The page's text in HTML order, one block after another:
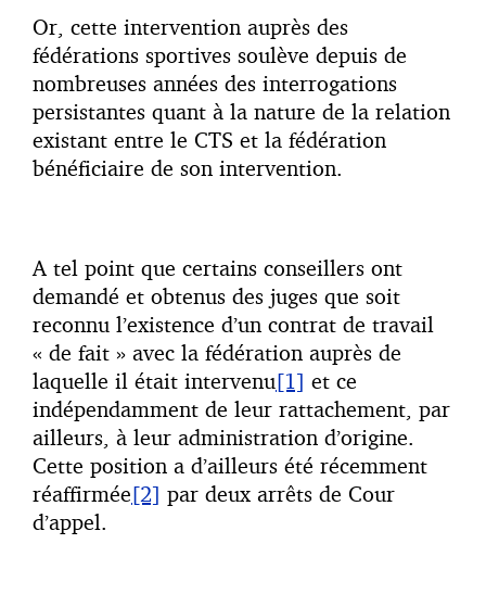
Or, cette intervention auprès des
fédérations sportives soulève depuis de
nombreuses années des interrogations
persistantes quant à la nature de la relation
existant entre le CTS et la fédération
bénéficiaire de son intervention.
A tel point que certains conseillers ont
demandé et obtenus des juges que soit
reconnu l’existence d’un contrat de travail
« de fait » avec la fédération auprès de
laquelle il était intervenu[1] et ce
indépendamment de leur rattachement, par
ailleurs, à leur administration d’origine.
Cette position a d’ailleurs été récemment
réaffirmée[2] par deux arrêts de Cour
d’appel.